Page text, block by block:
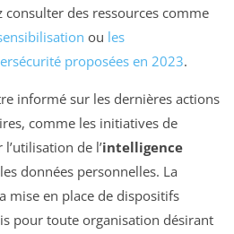
des ressources comme
ou les
proposées en 2023.
informé sur les dernières actions
comme les initiatives de
de l’intelligence
données personnelles. La
mise en place de dispositifs
pour toute organisation désirant